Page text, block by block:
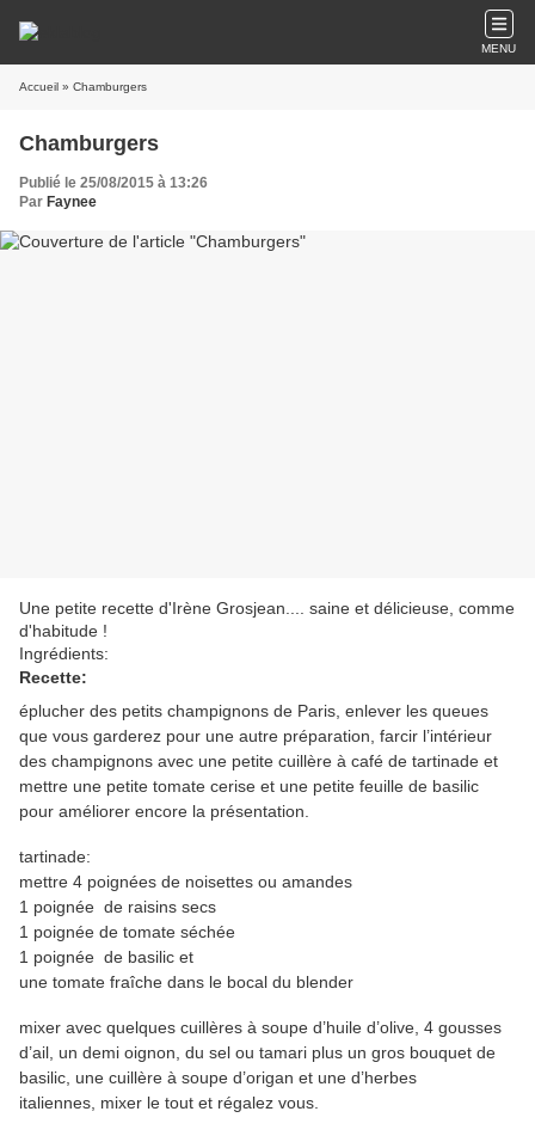
MENU
Accueil » Chamburgers
Chamburgers
Publié le 25/08/2015 à 13:26
Par Faynee
Une petite recette d'Irène Grosjean.... saine et délicieuse, comme
d'habitude !
Ingrédients:
Recette:
éplucher des petits champignons de Paris, enlever les queues
que vous garderez pour une autre préparation, farcir l’intérieur
des champignons avec une petite cuillère à café de tartinade et
mettre une petite tomate cerise et une petite feuille de basilic
pour améliorer encore la présentation.
tartinade:
mettre 4 poignées de noisettes ou amandes
1 poignée de raisins secs
1 poignée de tomate séchée
1 poignée de basilic et
une tomate fraîche dans le bocal du blender
mixer avec quelques cuillères à soupe d’huile d’olive, 4 gousses
d’ail, un demi oignon, du sel ou tamari plus un gros bouquet de
basilic, une cuillère à soupe d’origan et une d’herbes
italiennes, mixer le tout et régalez vous.